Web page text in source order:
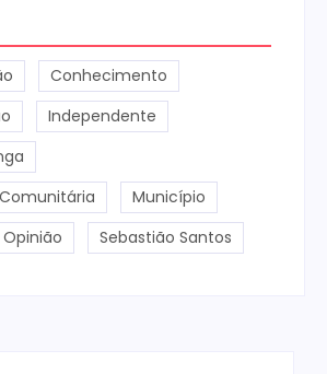
Conhecimento
Independente
Município
Opinião Sebastião Santos